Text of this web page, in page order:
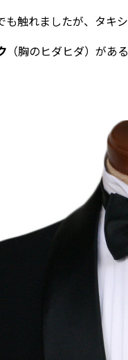
も触れましたが、タキ
（胸のヒダヒダ）が